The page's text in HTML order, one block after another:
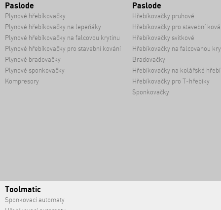
Paslode
Plynové hřebíkovačky
Plynové hřebíkovačky na lepeňáky
Plynové hřebíkovačky na falcovou krytinu
Plynové hřebíkovačky pro stavební kování
Plynové bradovačky
Plynové sponkovačky
Kompresory
Paslode
Hřebíkovačky pruhové
Hřebíkovačky pro stavební
Hřebíkovačky svitkové
Hřebíkovačky na falcovanou
Bradovačky
Hřebíkovačky na kolářské
Hřebíkovačky pro T-hřebíky
Sponkovačky
Toolmatic
Sponkovací automaty